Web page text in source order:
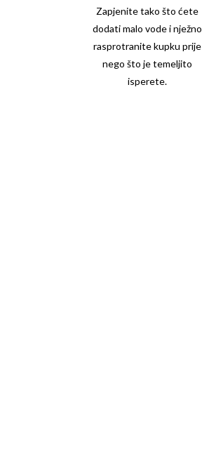
Zapjenite tako što ćete
dodati malo vode i nježno
rasprotranite kupku prije
nego što je temeljito
isperete.